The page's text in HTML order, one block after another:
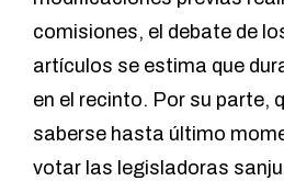
comisiones, el debate de
artículos se estima que
en el recinto. Por su parte,
saberse hasta último
votar las legisladoras